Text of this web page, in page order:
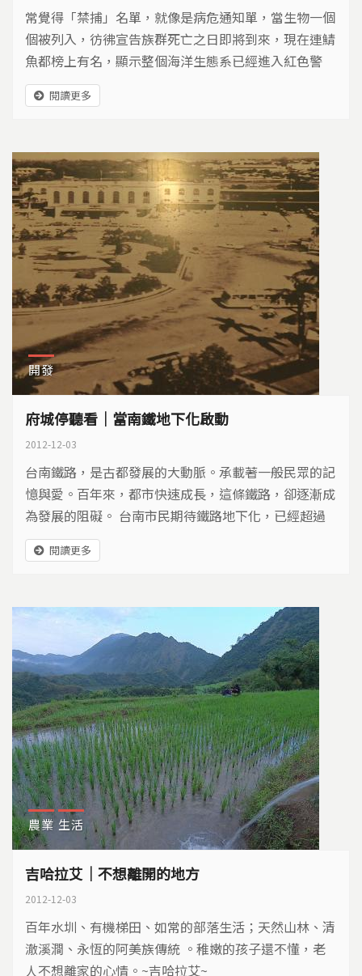
常覺得「禁捕」名單，就像是病危通知單，當生物一個
個被列入，彷彿宣告族群死亡之日即將到來，現在連鯖
魚都榜上有名，顯示整個海洋生態系已經進入紅色警
戒。
閱讀更多
開發
府城停聽看｜當南鐵地下化啟動
2012-12-03
台南鐵路，是古都發展的大動脈。承載著一般民眾的記
憶與愛。百年來，都市快速成長，這條鐵路，卻逐漸成
為發展的阻礙。 台南市民期待鐵路地下化，已經超過
二十年，這個人人渴盼的夢想，如今，卻成為台南東區
居民的夢魘。
閱讀更多
農業 生活
吉哈拉艾｜不想離開的地方
2012-12-03
百年水圳、有機梯田、如常的部落生活；天然山林、清
澈溪澗、永恆的阿美族傳統 。稚嫩的孩子還不懂，老
人不想離家的心情。~吉哈拉艾~